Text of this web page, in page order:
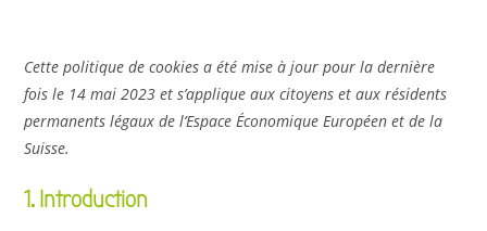
Cette politique de cookies a été mise à jour pour la dernière
fois le 14 mai 2023 et s’applique aux citoyens et aux résidents
permanents légaux de l’Espace Économique Européen et de la
Suisse.
1. Introduction